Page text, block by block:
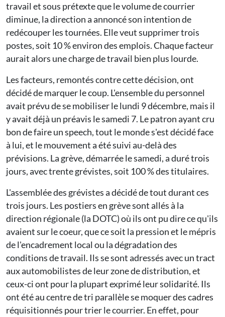
travail et sous prétexte que le volume de courrier
diminue, la direction a annoncé son intention de
redécouper les tournées. Elle veut supprimer trois
postes, soit 10 % environ des emplois. Chaque facteur
aurait alors une charge de travail bien plus lourde.
Les facteurs, remontés contre cette décision, ont
décidé de marquer le coup. L'ensemble du personnel
avait prévu de se mobiliser le lundi 9 décembre, mais il
y avait déjà un préavis le samedi 7. Le patron ayant cru
bon de faire un speech, tout le monde s'est décidé face
à lui, et le mouvement a été suivi au-delà des
prévisions. La grève, démarrée le samedi, a duré trois
jours, avec trente grévistes, soit 100 % des titulaires.
L'assemblée des grévistes a décidé de tout durant ces
trois jours. Les postiers en grève sont allés à la
direction régionale (la DOTC) où ils ont pu dire ce qu'ils
avaient sur le coeur, que ce soit la pression et le mépris
de l'encadrement local ou la dégradation des
conditions de travail. Ils se sont adressés avec un tract
aux automobilistes de leur zone de distribution, et
ceux-ci ont pour la plupart exprimé leur solidarité. Ils
ont été au centre de tri parallèle se moquer des cadres
réquisitionnés pour trier le courrier. En effet, pour